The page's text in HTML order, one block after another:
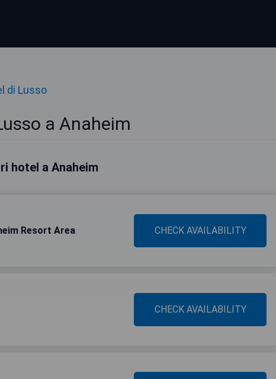
di Lusso
a Anaheim
hotel a Anaheim
Resort Area CHECK AVAILABILITY
CHECK AVAILABILITY